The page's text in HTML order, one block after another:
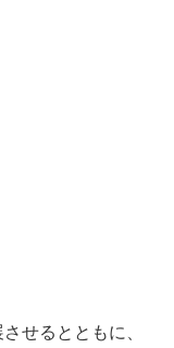
せるとともに、